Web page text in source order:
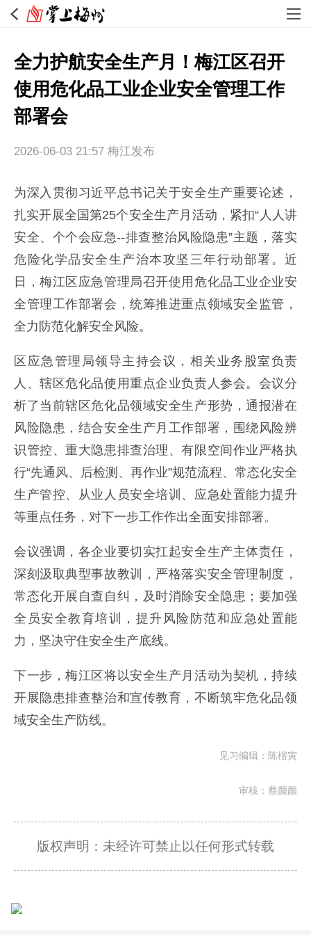
全力护航安全生产月！梅江区召开
使用危化品工业企业安全管理工作
部署会
2026-06-03 21:57 梅江发布
为深入贯彻习近平总书记关于安全生产重要论述，
扎实开展全国第25个安全生产月活动，紧扣“人人讲
安全、个个会应急--排查整治风险隐患”主题，落实
危险化学品安全生产治本攻坚三年行动部署。近
日，梅江区应急管理局召开使用危化品工业企业安
全管理工作部署会，统筹推进重点领域安全监管，
全力防范化解安全风险。
区应急管理局领导主持会议，相关业务股室负责
人、辖区危化品使用重点企业负责人参会。会议分
析了当前辖区危化品领域安全生产形势，通报潜在
风险隐患，结合安全生产月工作部署，围绕风险辨
识管控、重大隐患排查治理、有限空间作业严格执
行“先通风、后检测、再作业”规范流程、常态化安全
生产管控、从业人员安全培训、应急处置能力提升
等重点任务，对下一步工作作出全面安排部署。
会议强调，各企业要切实扛起安全生产主体责任，
深刻汲取典型事故教训，严格落实安全管理制度，
常态化开展自查自纠，及时消除安全隐患；要加强
全员安全教育培训，提升风险防范和应急处置能
力，坚决守住安全生产底线。
下一步，梅江区将以安全生产月活动为契机，持续
开展隐患排查整治和宣传教育，不断筑牢危化品领
域安全生产防线。
见习编辑：陈楷寅
审核：蔡颜颜
版权声明：未经许可禁止以任何形式转载